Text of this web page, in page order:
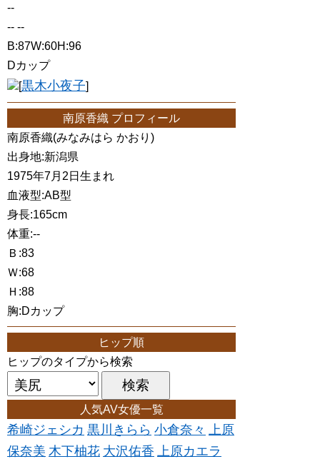
--
-- --
B:87W:60H:96
Dカップ
[黒木小夜子]
南原香織 プロフィール
南原香織(みなみはら かおり)
出身地:新潟県
1975年7月2日生まれ
血液型:AB型
身長:165cm
体重:--
Ｂ:83
Ｗ:68
Ｈ:88
胸:Dカップ
ヒップ順
ヒップのタイプから検索
人気AV女優一覧
希崎ジェシカ 黒川きらら 小倉奈々
上原
保奈美 木下柚花 大沢佑香
上原カエラ